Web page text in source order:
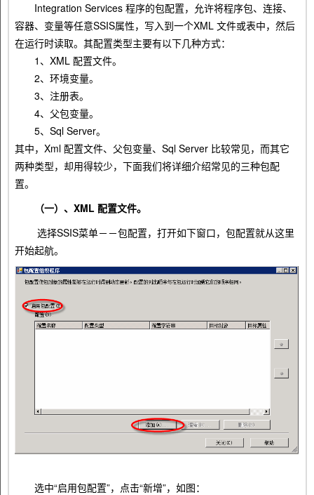
Integration Services 程序的包配置，允许将程序包、连接、
容器、变量等任意SSIS属性，写入到一个XML 文件或表中，然后
在运行时读取。其配置类型主要有以下几种方式：
1、XML 配置文件。
2、环境变量。
3、注册表。
4、父包变量。
5、Sql Server。
其中，Xml 配置文件、父包变量、Sql Server 比较常见，而其它
两种类型，却用得较少，下面我们将详细介绍常见的三种包配
置。
（一）、XML 配置文件。
选择SSIS菜单－－包配置，打开如下窗口，包配置就从这里
开始起航。
选中“启用包配置”，点击“新增”，如图：